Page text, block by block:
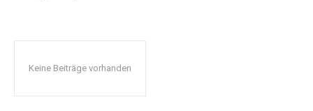
Keine Beiträge vorhanden